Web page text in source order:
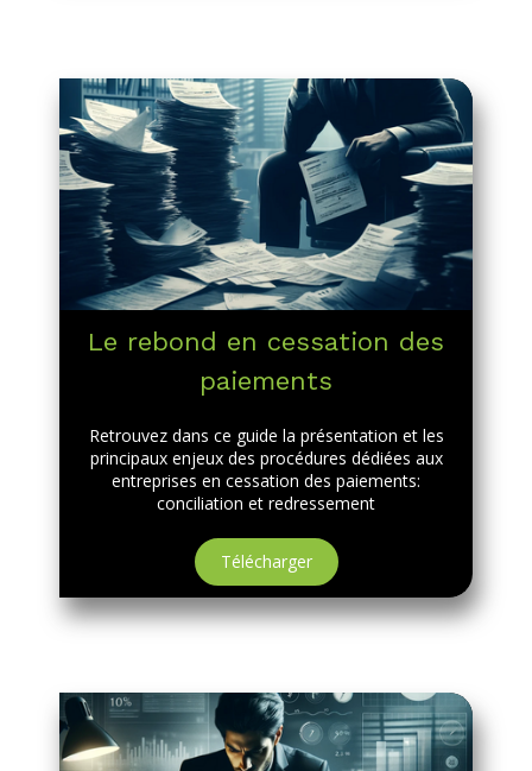
Le rebond en cessation des
paiements
Retrouvez dans ce guide la présentation et les
principaux enjeux des procédures dédiées aux
entreprises en cessation des paiements:
conciliation et redressement
Télécharger